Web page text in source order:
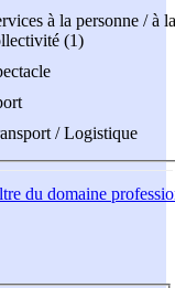
à la personne / à la
(1)
/ Logistique
du domaine